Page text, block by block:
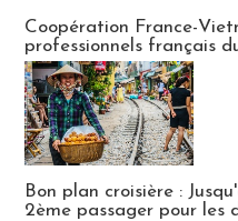
Coopération France-
professionnels français
Bon plan croisière :
2ème passager pour les